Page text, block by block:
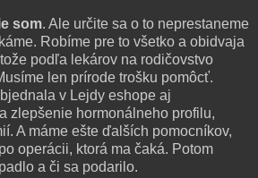
som. Ale určite sa o to neprestaneme
Robíme pre to všetko a obidvaja
podľa lekárov na rodičovstvo
len prírode trošku pomôcť.
v Lejdy eshope aj
zlepšenie hormonálneho profilu,
A máme ešte ďalších pomocníkov,
operácii, ktorá ma čaká. Potom
a či sa podarilo.